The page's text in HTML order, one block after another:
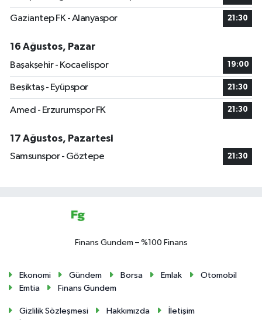
Gaziantep FK - Alanyaspor 21:30
16 Ağustos, Pazar
Başakşehir - Kocaelispor
19:00
Beşiktaş - Eyüpspor 21:30
Amed - Erzurumspor FK 21:30
17 Ağustos, Pazartesi
Samsunspor - Göztepe
21:30
Finans Gundem – %100 Finans
Ekonomi Gündem Borsa Emlak
Otomobil
Emtia
Finans Gundem
Gizlilik Sözleşmesi Hakkımızda
İletişim